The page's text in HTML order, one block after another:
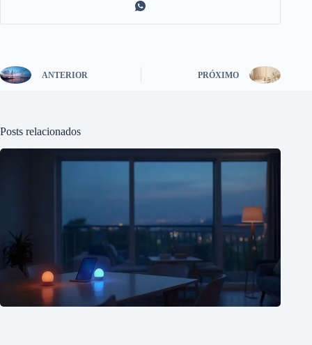
ANTERIOR PRÓXIMO
Posts relacionados